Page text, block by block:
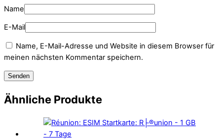
Name
E-Mail
Name, E-Mail-Adresse und Website in diesem Browser für
meinen nächsten Kommentar speichern.
Ähnliche Produkte